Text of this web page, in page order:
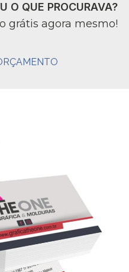
O QUE PROCURAVA?
grátis agora mesmo!